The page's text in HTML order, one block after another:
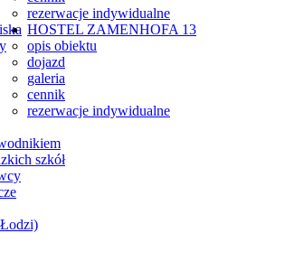
rezerwacje indywidualne
HOSTEL ZAMENHOFA 13
opis obiektu
dojazd
galeria
cennik
rezerwacje indywidualne
szkół